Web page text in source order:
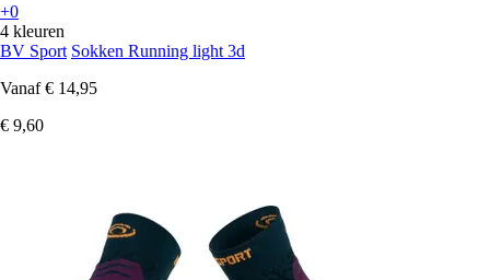
+0
4 kleuren
BV Sport Sokken Running light 3d
Vanaf € 14,95
€ 9,60